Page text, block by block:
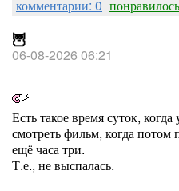
комментарии: 0
🦉
06-08-2026 06:21
Есть такое время суток,
смотреть фильм, когда потом
ещё часа три.
Т.е., не выспалась.